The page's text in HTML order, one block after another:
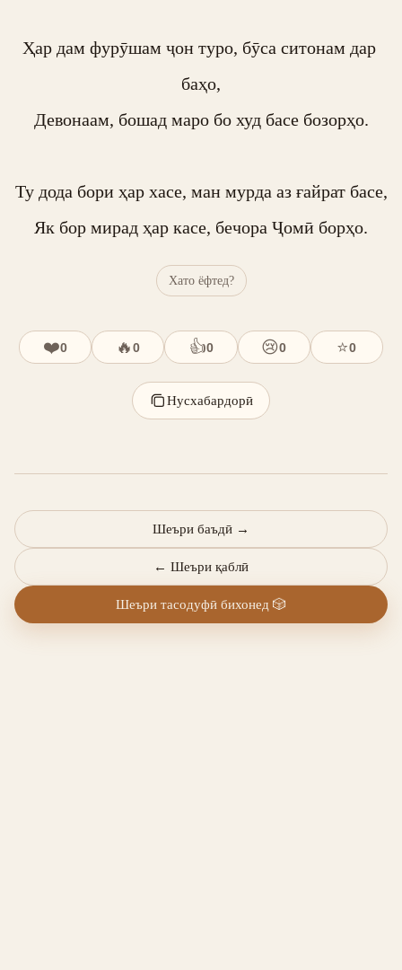
Ҳар дам фурӯшам ҷон туро, бӯса ситонам дар
баҳо,
Девонаам, бошад маро бо худ басе бозорҳо.
Ту дода бори ҳар хасе, ман мурда аз ғайрат басе,
Як бор мирад ҳар касе, бечора Ҷомӣ борҳо.
Хато ёфтед?
❤️0 🔥0 👍0 😢0 ⭐0
Нусхабардорӣ
← Шеъри қаблӣ
Шеъри баъдӣ →
Шеъри тасодуфӣ бихонед 🎲